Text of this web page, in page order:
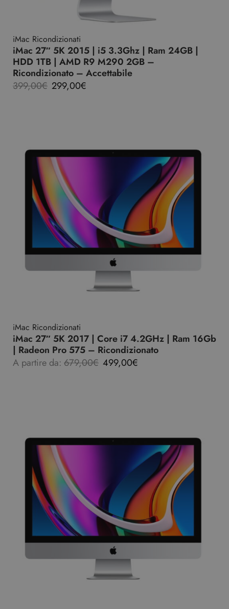
iMac Ricondizionati
iMac 27″ 5K 2015 | i5 3.3Ghz | Ram 24GB |
HDD 1TB | AMD R9 M290 2GB –
Ricondizionato – Accettabile
399,00€ 299,00€
iMac Ricondizionati
iMac 27″ 5K 2017 | Core i7 4.2GHz | Ram 16Gb
| Radeon Pro 575 – Ricondizionato
A partire da: 679,00€ 499,00€